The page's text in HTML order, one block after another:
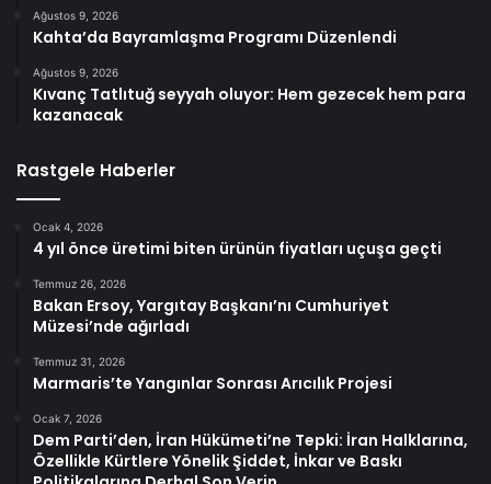
Ağustos 9, 2026
Kahta’da Bayramlaşma Programı Düzenlendi
Ağustos 9, 2026
Kıvanç Tatlıtuğ seyyah oluyor: Hem gezecek hem para
kazanacak
Rastgele Haberler
Ocak 4, 2026
4 yıl önce üretimi biten ürünün fiyatları uçuşa geçti
Temmuz 26, 2026
Bakan Ersoy, Yargıtay Başkanı’nı Cumhuriyet
Müzesi’nde ağırladı
Temmuz 31, 2026
Marmaris’te Yangınlar Sonrası Arıcılık Projesi
Ocak 7, 2026
Dem Parti’den, İran Hükümeti’ne Tepki: İran Halklarına,
Özellikle Kürtlere Yönelik Şiddet, İnkar ve Baskı